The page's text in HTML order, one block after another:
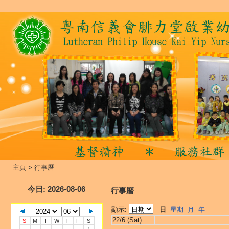
主頁 > 行事曆
今日 : 2026-08-06
S M T W T F
S
行事曆
顯示: 日 星期 月
年
22/6 (Sat)